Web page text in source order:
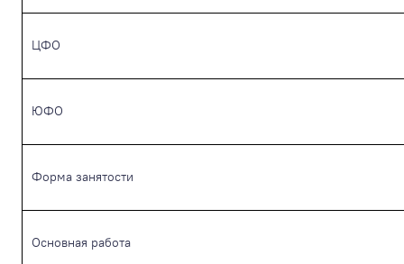
ЦФО
ЮФО
Форма занятости
Основная работа